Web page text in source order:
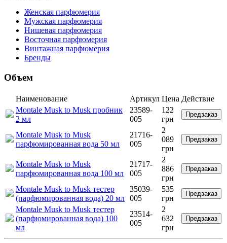
Женская парфюмерия
Мужская парфюмерия
Нишевая парфюмерия
Восточная парфюмерия
Винтажная парфюмерия
Бренды
Объем
Наименование Артикул Цена Действие
Montale Musk to Musk пробник
2 мл
23589-
005
122
грн
Предзаказ
Montale Musk to Musk
парфюмированная вода 50 мл
21716-
005
2
089
грн
Предзаказ
Montale Musk to Musk
парфюмированная вода 100 мл
21717-
005
2
886
грн
Предзаказ
Montale Musk to Musk тестер
(парфюмированная вода) 20 мл
35039-
005
535
грн
Предзаказ
Montale Musk to Musk тестер
(парфюмированная вода) 100
мл
23514-
005
2
632
грн
Предзаказ